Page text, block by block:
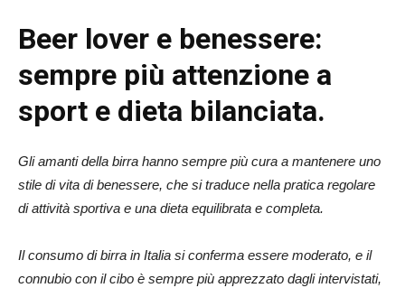
Beer lover e benessere:
sempre più attenzione a
sport e dieta bilanciata.
Gli amanti della birra hanno sempre più cura a mantenere uno
stile di vita di benessere, che si traduce nella pratica regolare
di attività sportiva e una dieta equilibrata e completa.
Il consumo di birra in Italia si conferma essere moderato, e il
connubio con il cibo è sempre più apprezzato dagli intervistati,